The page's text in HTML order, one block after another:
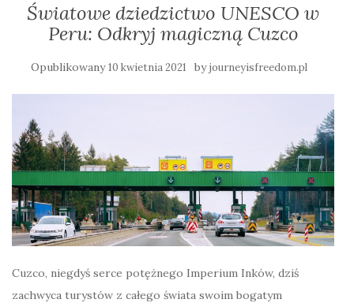
Światowe dziedzictwo UNESCO w
Peru: Odkryj magiczną Cuzco
Opublikowany10 kwietnia 2021 byjourneyisfreedom.pl
Cuzco, niegdyś serce potężnego Imperium Inków, dziś
zachwyca turystów z całego świata swoim bogatym